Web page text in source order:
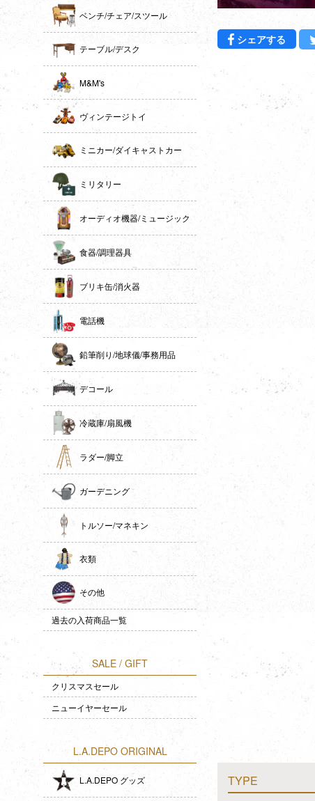
ベンチ/チェア/スツール
テーブル/デスク
M&M's
ヴィンテージトイ
ミニカー/ダイキャストカー
ミリタリー
オーディオ機器/ミュージック
食器/調理器具
ブリキ缶/消火器
電話機
鉛筆削り/地球儀/事務用品
デコール
冷蔵庫/扇風機
ラダー/脚立
ガーデニング
トルソー/マネキン
衣類
その他
過去の入荷商品一覧
SALE / GIFT
クリスマスセール
ニューイヤーセール
L.A.DEPO ORIGINAL
L.A.DEPO グッズ
シェアする
TYPE